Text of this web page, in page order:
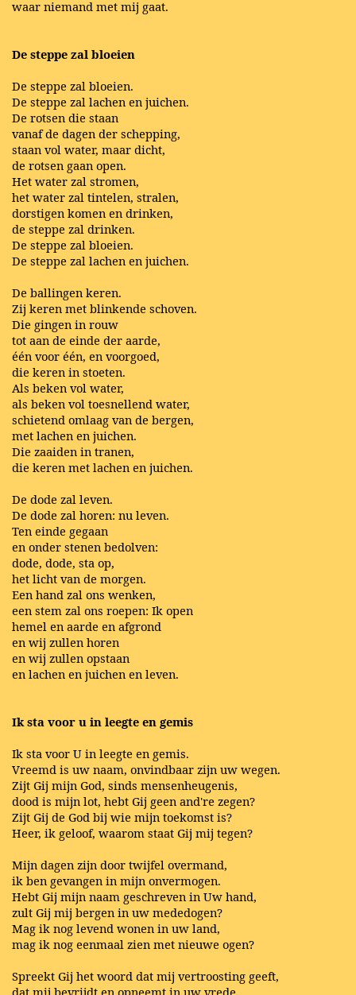
waar niemand met mij gaat.
De steppe zal bloeien
De steppe zal bloeien.
De steppe zal lachen en juichen.
De rotsen die staan
vanaf de dagen der schepping,
staan vol water, maar dicht,
de rotsen gaan open.
Het water zal stromen,
het water zal tintelen, stralen,
dorstigen komen en drinken,
de steppe zal drinken.
De steppe zal bloeien.
De steppe zal lachen en juichen.
De ballingen keren.
Zij keren met blinkende schoven.
Die gingen in rouw
tot aan de einde der aarde,
één voor één, en voorgoed,
die keren in stoeten.
Als beken vol water,
als beken vol toesnellend water,
schietend omlaag van de bergen,
met lachen en juichen.
Die zaaiden in tranen,
die keren met lachen en juichen.
De dode zal leven.
De dode zal horen: nu leven.
Ten einde gegaan
en onder stenen bedolven:
dode, dode, sta op,
het licht van de morgen.
Een hand zal ons wenken,
een stem zal ons roepen: Ik open
hemel en aarde en afgrond
en wij zullen horen
en wij zullen opstaan
en lachen en juichen en leven.
Ik sta voor u in leegte en gemis
Ik sta voor U in leegte en gemis.
Vreemd is uw naam, onvindbaar zijn uw wegen.
Zijt Gij mijn God, sinds mensenheugenis,
dood is mijn lot, hebt Gij geen and're zegen?
Zijt Gij de God bij wie mijn toekomst is?
Heer, ik geloof, waarom staat Gij mij tegen?
Mijn dagen zijn door twijfel overmand,
ik ben gevangen in mijn onvermogen.
Hebt Gij mijn naam geschreven in Uw hand,
zult Gij mij bergen in uw mededogen?
Mag ik nog levend wonen in uw land,
mag ik nog eenmaal zien met nieuwe ogen?
Spreekt Gij het woord dat mij vertroosting geeft,